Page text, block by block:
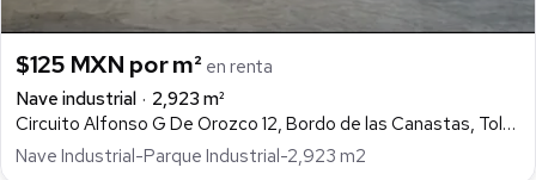
$125 MXN por m² en renta
Nave industrial
2,923 m²
Circuito Alfonso G De Orozco 12, Bordo de las Canastas, Toluca
Nave Industrial-Parque Industrial-2,923 m2